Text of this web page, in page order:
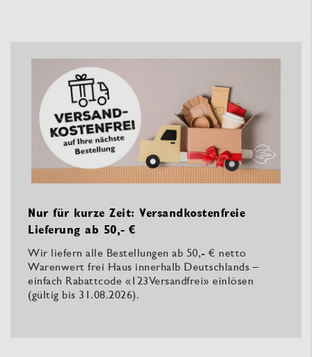
Nur für kurze Zeit: Versandkostenfreie
Lieferung ab 50,- €
Wir liefern alle Bestellungen ab 50,- € netto
Warenwert frei Haus innerhalb Deutschlands –
einfach Rabattcode «123Versandfrei» einlösen
(gültig bis 31.08.2026).